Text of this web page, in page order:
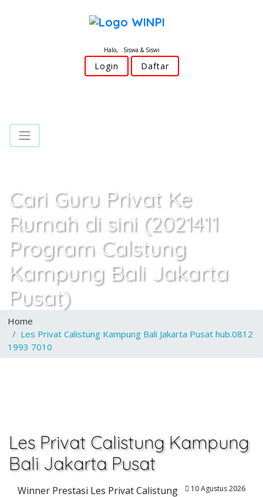
Halo, Siswa & Siswi
Login Daftar
Cari Guru Privat Ke
Rumah di sini (2021411
Program Calstung
Kampung Bali Jakarta
Pusat)
Home
Les Privat Calistung Kampung Bali Jakarta Pusat hub.0812
1993 7010
Les Privat Calistung Kampung
Bali Jakarta Pusat
10 Agustus 2026
Winner Prestasi Les Privat Calistung